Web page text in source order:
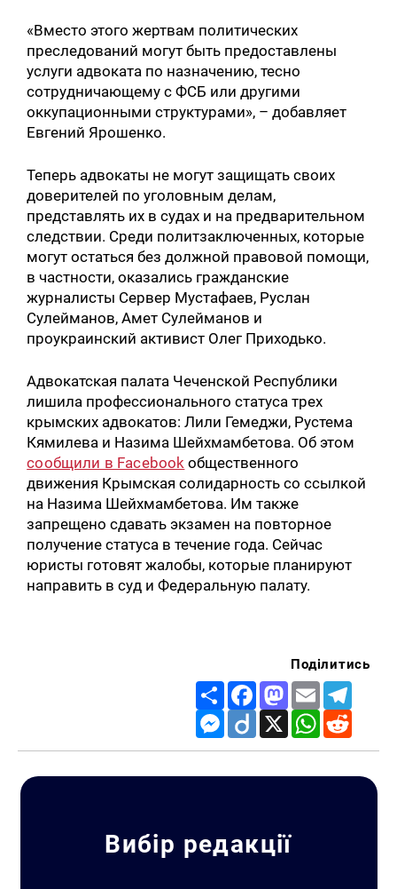
«Вместо этого жертвам политических
преследований могут быть предоставлены
услуги адвоката по назначению, тесно
сотрудничающему с ФСБ или другими
оккупационными структурами», – добавляет
Евгений Ярошенко.
Теперь адвокаты не могут защищать своих
доверителей по уголовным делам,
представлять их в судах и на предварительном
следствии. Среди политзаключенных, которые
могут остаться без должной правовой помощи,
в частности, оказались гражданские
журналисты Сервер Мустафаев, Руслан
Сулейманов, Амет Сулейманов и
проукраинский активист Олег Приходько.
Адвокатская палата Чеченской Республики
лишила профессионального статуса трех
крымских адвокатов: Лили Гемеджи, Рустема
Кямилева и Назима Шейхмамбетова. Об этом
сообщили в Facebook общественного
движения Крымская солидарность со ссылкой
на Назима Шейхмамбетова. Им также
запрещено сдавать экзамен на повторное
получение статуса в течение года. Сейчас
юристы готовят жалобы, которые планируют
направить в суд и Федеральную палату.
Поділитись
Share FacebookMastodon
Email
Messenger
Diigo X WhatsApp
Вибір редакції